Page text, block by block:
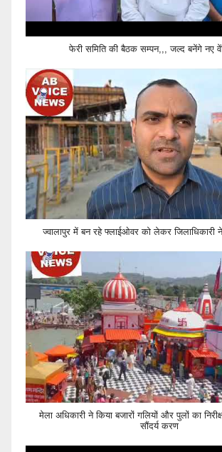
फेरी समिति की बैठक सम्पन,,, जल्द बनेंगे नए
ज्वालापुर में बन रहे फ्लाईओवर को लेकर जिलाधिकारी ने
मेला अधिकारी ने किया बजारों गलियों और पुलों का
सौंदर्य करण